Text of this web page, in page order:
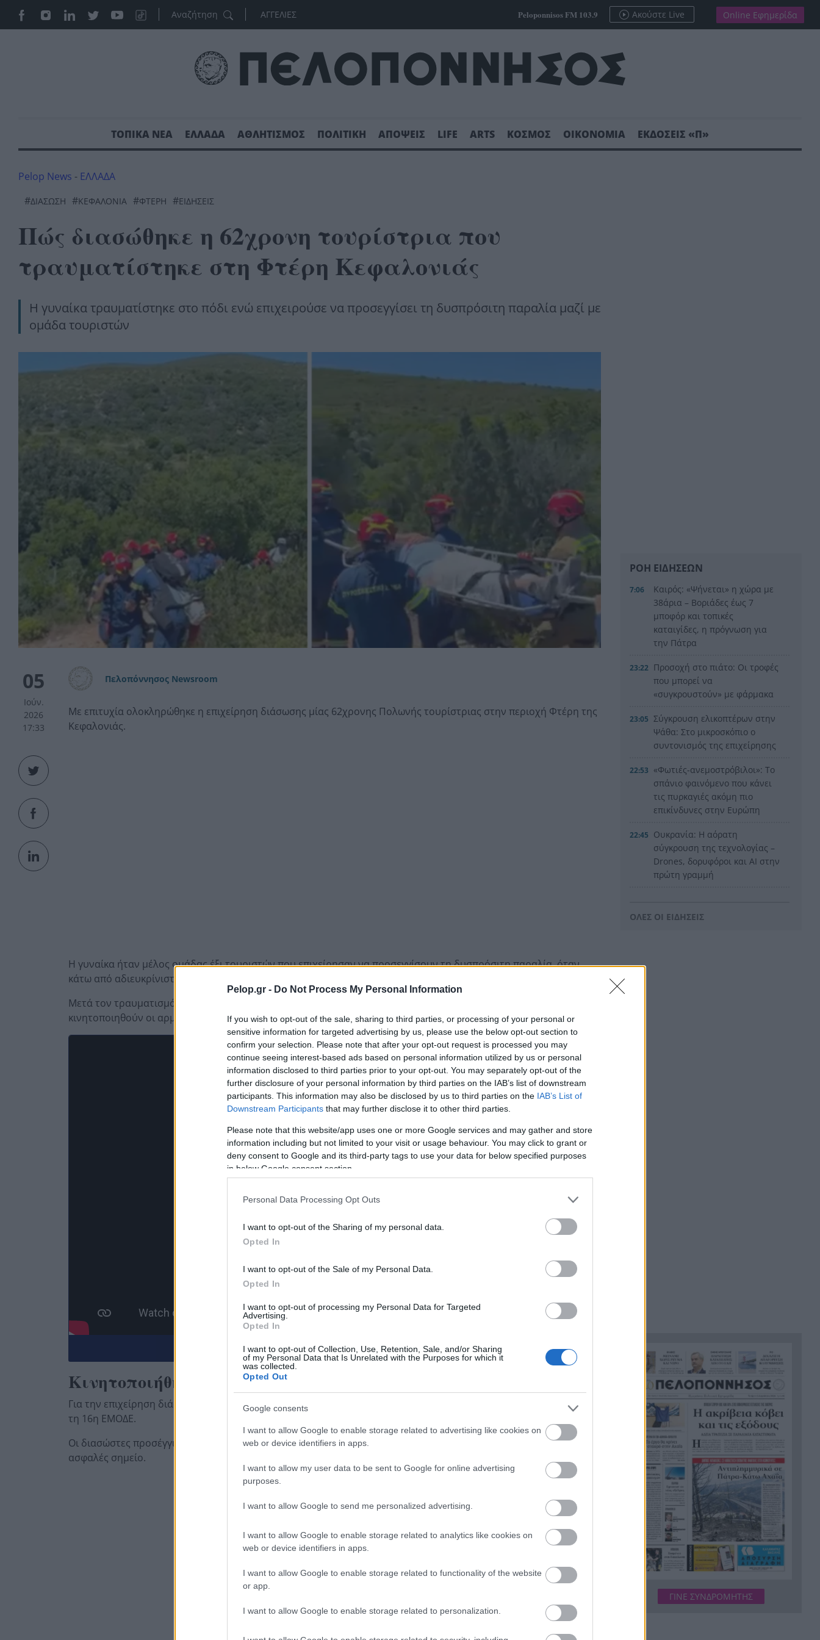
Pelop.gr - Do Not Process My Personal Information
If you wish to opt-out of the sale, sharing to third parties, or processing of your personal or
sensitive information for targeted advertising by us, please use the below opt-out section to
confirm your selection. Please note that after your opt-out request is processed you may
continue seeing interest-based ads based on personal information utilized by us or personal
information disclosed to third parties prior to your opt-out. You may separately opt-out of the
further disclosure of your personal information by third parties on the IAB’s list of downstream
participants. This information may also be disclosed by us to third parties on the IAB’s List of
Downstream Participants that may further disclose it to other third parties.
Please note that this website/app uses one or more Google services and may gather and store
information including but not limited to your visit or usage behaviour. You may click to grant or
deny consent to Google and its third-party tags to use your data for below specified purposes
in below Google consent section.
Personal Data Processing Opt Outs
I want to opt-out of the Sharing of my personal data.
Opted In
I want to opt-out of the Sale of my Personal Data.
Opted In
I want to opt-out of processing my Personal Data for Targeted
Advertising.
Opted In
I want to opt-out of Collection, Use, Retention, Sale, and/or Sharing
of my Personal Data that Is Unrelated with the Purposes for which it
was collected.
Opted Out
Google consents
I want to allow Google to enable storage related to advertising like cookies on
web or device identifiers in apps.
I want to allow my user data to be sent to Google for online advertising
purposes.
I want to allow Google to send me personalized advertising.
I want to allow Google to enable storage related to analytics like cookies on
web or device identifiers in apps.
I want to allow Google to enable storage related to functionality of the website
or app.
I want to allow Google to enable storage related to personalization.
ΑΓΓΕΛΙΕΣ Peloponnisos FM 103.9 Ακούστε Live Online Εφημερίδα
ΤΟΠΙΚΑ ΝΕΑ ΕΛΛΑΔΑ ΑΘΛΗΤΙΣΜΟΣ ΠΟΛΙΤΙΚΗ ΑΠΟΨΕΙΣ LIFE ARTS ΚΟΣΜΟΣ ΟΙΚΟΝΟΜΙΑ ΕΚΔΟΣΕΙΣ «Π»
Pelop News - ΕΛΛΑΔΑ
#ΔΙΑΣΩΣΗ #ΚΕΦΑΛΟΝΙΆ #ΦΤΈΡΗ #ΕΙΔΗΣΕΙΣ
Πώς διασώθηκε η 62χρονη τουρίστρια που
τραυματίστηκε στη Φτέρη Κεφαλονιάς
Η γυναίκα τραυματίστηκε στο πόδι ενώ επιχειρούσε να προσεγγίσει τη δυσπρόσιτη παραλία μαζί με
ομάδα τουριστών
05
Ιούν.
2026
17:33
Πελοπόννησος Newsroom
Με επιτυχία ολοκληρώθηκε η επιχείρηση διάσωσης μίας 62χρονης Πολωνής τουρίστριας στην περιοχή Φτέρη της
Κεφαλονιάς.
Η γυναίκα ήταν μέλος ομάδας έξι τουριστών που επιχείρησαν να προσεγγίσουν τη δυσπρόσιτη παραλία, όταν,
κάτω από αδιευκρίνιστες συνθήκες, τραυματίστηκε στο πόδι.
Μετά τον τραυματισμό της, έγινε κλήση στο 112 και ακολούθησε άμεσος γεωεντοπισμός της ομάδας, ώστε να
κινητοποιηθούν οι αρμόδιες υπηρεσίες.
Κάνε εγγραφή στο Pelop για περισσότερα videos
Κινητοποιήθηκαν 16 πυροσβέστες
Για την επιχείρηση διάσωσης κινητοποιήθηκαν 16 πυροσβέστες από την Πυροσβεστική Υπηρεσία Αργοστολίου και
τη 16η ΕΜΟΔΕ.
Οι διασώστες προσέγγισαν την τραυματισμένη γυναίκα, την ακινητοποίησαν και στη συνέχεια τη μετέφεραν σε
ασφαλές σημείο.
ΡΟΗ ΕΙΔΗΣΕΩΝ
7:06
Καιρός: «Ψήνεται» η χώρα με
38άρια – Βοριάδες έως 7
μποφόρ και τοπικές
καταιγίδες, η πρόγνωση για
την Πάτρα
23:22 Προσοχή στο πιάτο: Οι τροφές
που μπορεί να
«συγκρουστούν» με φάρμακα
23:05 Σύγκρουση ελικοπτέρων στην
Ψάθα: Στο μικροσκόπιο ο
συντονισμός της επιχείρησης
22:53 «Φωτιές-ανεμοστρόβιλοι»: Το
σπάνιο φαινόμενο που κάνει
τις πυρκαγιές ακόμη πιο
επικίνδυνες στην Ευρώπη
22:45 Ουκρανία: Η αόρατη
σύγκρουση της τεχνολογίας –
Drones, δορυφόροι και AI στην
πρώτη γραμμή
βοηθά στον έλεγχο του
«σκουπιδότοπος» κάτω από τη
θάλασσα, συγκλονιστικές
υποβρύχιες εικόνες
21:12 Το απόλυτο summer roadtrip
από την άγρια Μάνη στην
καστροπολιτεία της
Μονεμβασίας
21:02 Σύμη: Εντοπίστηκε σορός
άνδρα στον Πανορμίτη –
Πιθανότατα ανήκει στον
αγνοούμενο Γερμανό τουρίστα
Συμφωνία Ιράν – Ομάν για νέα
ναυτιλιακή διαδρομή στα
Στενά του Ορμούζ
Εθνική Nέων Γυναικών στο
Ευρωπαϊκό
ΟΛΕΣ ΟΙ ΕΙΔΗΣΕΙΣ
ΓΙΝΕ ΣΥΝΔΡΟΜΗΤΗΣ